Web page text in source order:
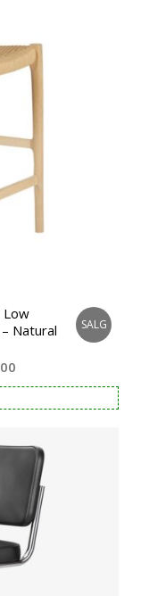
Low
Natural
pris
er:
SALG